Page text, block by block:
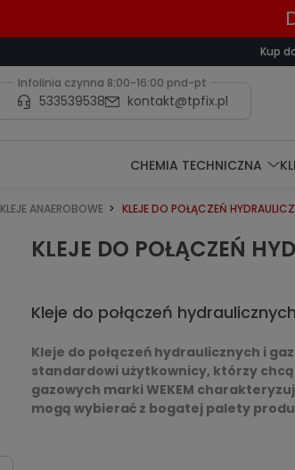
Kup
Infolinia czynna 8:00-16:00 pnd-pt
533539538 kontakt@tpfix.pl
CHEMIA TECHNICZNA
KLEJE ANAEROBOWE KLEJE DO POŁĄCZEŃ
KLEJE DO POŁĄCZEŃ
Kleje do połączeń
Kleje do połączeń hydraulicznych i
standardowi użytkownicy, którzy
gazowych marki WEKEM
mogą wybierać z bogatej palety